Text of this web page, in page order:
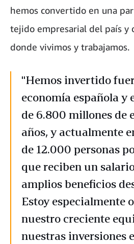
hemos convertido en una
tejido empresarial del país y
donde vivimos y trabajamos.
"Hemos invertido
economía española y
de 6.800 millones de
años, y actualmente
de 12.000 personas
que reciben un
amplios beneficios
Estoy especialmente
nuestro creciente
nuestras inversiones